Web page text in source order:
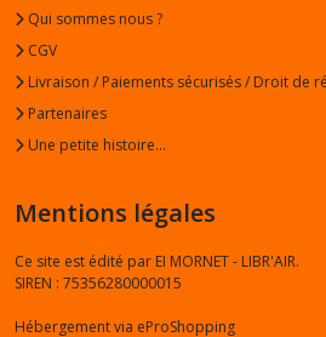
Qui sommes nous ?
CGV
Livraison / Paiements sécurisés / Droit de
Partenaires
Une petite histoire...
Mentions légales
Ce site est édité par EI MORNET - LIBR'AIR.
SIREN : 75356280000015
Hébergement via eProShopping